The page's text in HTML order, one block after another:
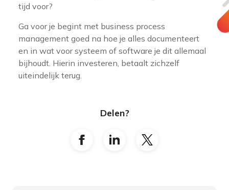
tijd voor?
Ga voor je begint met business process
management goed na hoe je alles documenteert
en in wat voor systeem of software je dit allemaal
bijhoudt. Hierin investeren, betaalt zichzelf
uiteindelijk terug.
Delen?